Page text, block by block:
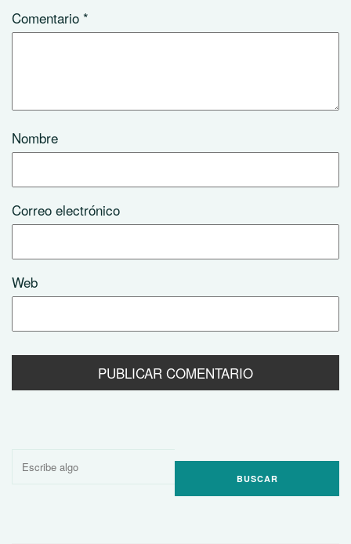
Comentario *
Nombre
Correo electrónico
Web
Buscar